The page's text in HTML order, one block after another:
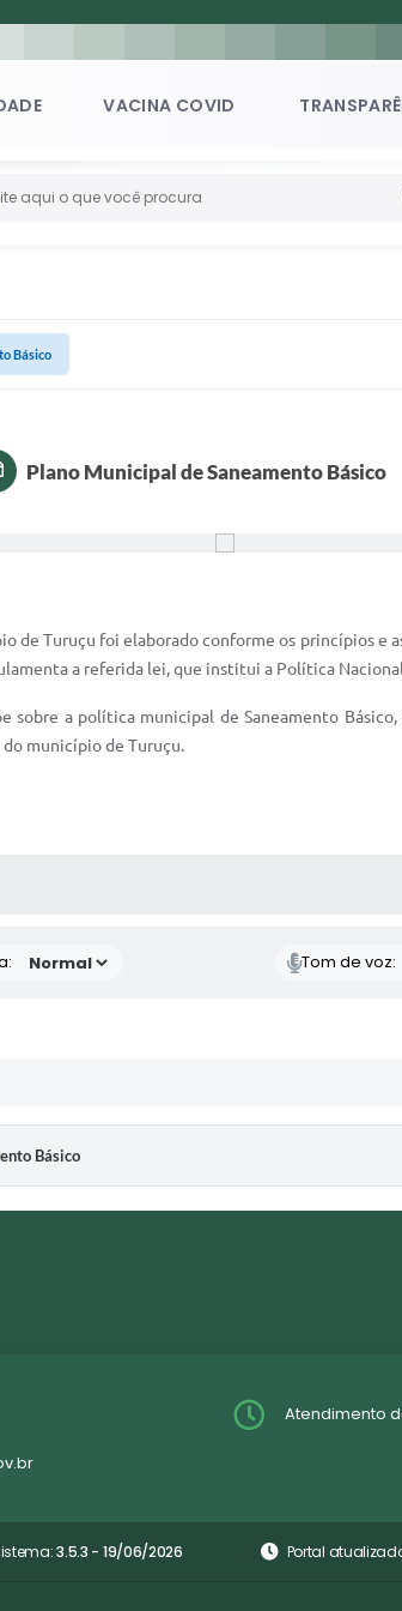
VACINA COVID
Básico
Plano Municipal de Saneamento Básico
de Turuçu foi elaborado conforme os princípios e
a referida lei, que institui a Política
sobre a política municipal de Saneamento
do município de Turuçu.
Tom de voz:
Básico
Atendimento
3.5.3 - 19/06/2026 Portal